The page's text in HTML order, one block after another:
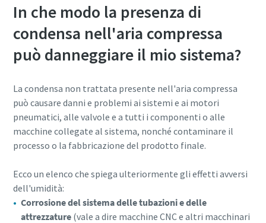
In che modo la presenza di
condensa nell'aria compressa
può danneggiare il mio sistema?
La condensa non trattata presente nell'aria compressa
può causare danni e problemi ai sistemi e ai motori
pneumatici, alle valvole e a tutti i componenti o alle
macchine collegate al sistema, nonché contaminare il
processo o la fabbricazione del prodotto finale.
Ecco un elenco che spiega ulteriormente gli effetti avversi
dell'umidità:
Corrosione del sistema delle tubazioni e delle
attrezzature (vale a dire macchine CNC e altri macchinari